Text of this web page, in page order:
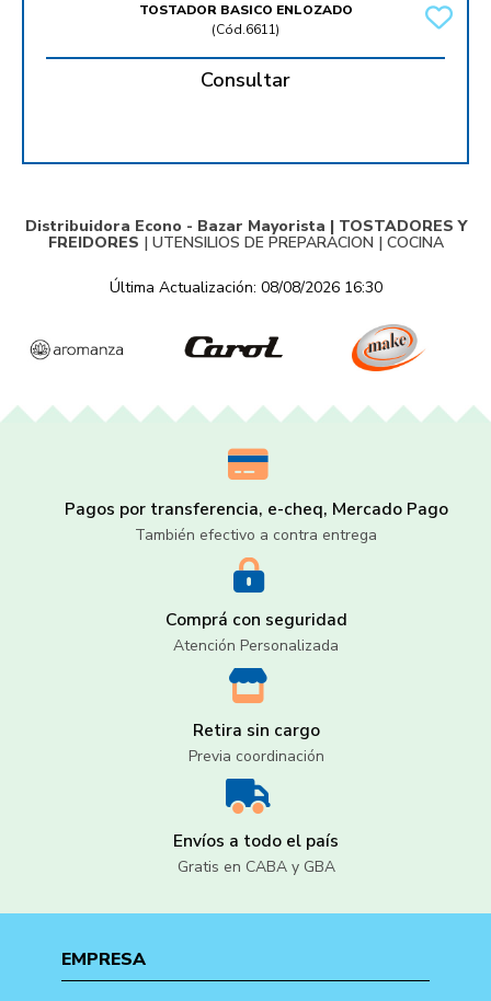
TOSTADOR BASICO ENLOZADO
(Cód.6611)
Consultar
Distribuidora Econo - Bazar Mayorista | TOSTADORES Y
FREIDORES | UTENSILIOS DE PREPARACION | COCINA
Última Actualización: 08/08/2026 16:30
Pagos por transferencia, e-cheq, Mercado Pago
También efectivo a contra entrega
Comprá con seguridad
Atención Personalizada
Retira sin cargo
Previa coordinación
Envíos a todo el país
Gratis en CABA y GBA
EMPRESA